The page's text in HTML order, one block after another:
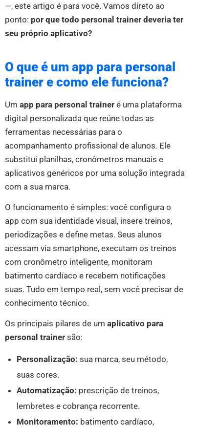
—, este artigo é para você. Vamos direto ao
ponto: por que todo personal trainer deveria ter
seu próprio aplicativo?
O que é um app para personal
trainer e como ele funciona?
Um app para personal trainer é uma plataforma
digital personalizada que reúne todas as
ferramentas necessárias para o
acompanhamento profissional de alunos. Ele
substitui planilhas, cronômetros manuais e
aplicativos genéricos por uma solução integrada
com a sua marca.
O funcionamento é simples: você configura o
app com sua identidade visual, insere treinos,
periodizações e define metas. Seus alunos
acessam via smartphone, executam os treinos
com cronômetro inteligente, monitoram
batimento cardíaco e recebem notificações
suas. Tudo em tempo real, sem você precisar de
conhecimento técnico.
Os principais pilares de um aplicativo para
personal trainer são:
Personalização: sua marca, seu método,
suas cores.
Automatização: prescrição de treinos,
lembretes e cobrança recorrente.
Monitoramento: batimento cardíaco,